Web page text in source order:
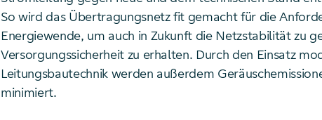
So wird das Übertragungsnetz fit gemacht für die
Energiewende, um auch in Zukunft die Netzstabilität zu
Versorgungssicherheit zu erhalten. Durch den Einsatz
Leitungsbautechnik werden außerdem
minimiert.